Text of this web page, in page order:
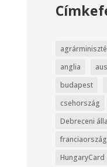
anglia
budapest
csehország
Debreceni
franciaország
HungaryCard